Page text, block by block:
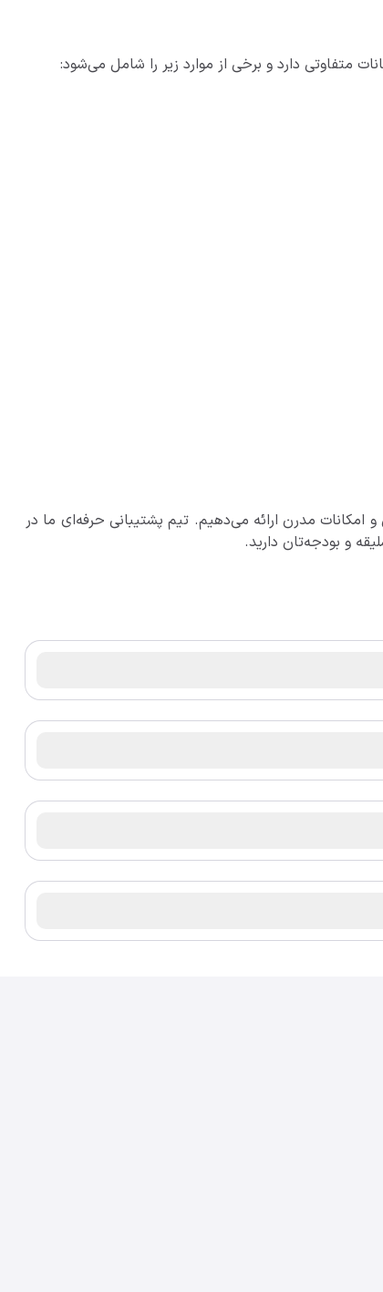
متفاوتی دارد و برخی از موارد زیر را شامل می‌شود:
و امکانات مدرن ارائه می‌دهیم. تیم پشتیبانی حرفه‌ای ما در
و بودجه‌تان دارید.